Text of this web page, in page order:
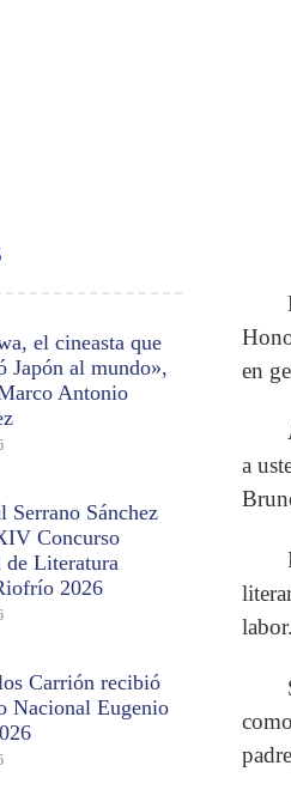
el cineasta que
Japón al mundo»,
Antonio
Serrano Sánchez
Concurso
de Literatura
2026
Carrión recibió
Nacional Eugenio
en
a
labor.